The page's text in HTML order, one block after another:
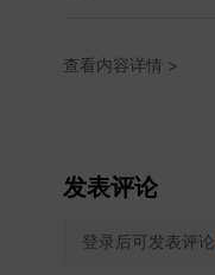
查看内容详情 >
发表评论
登录后可发表评论